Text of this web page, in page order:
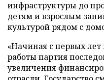
инфраструктуры до
детям и взрослым
культурой рядом с
«Начиная с первых
работы партия
увеличения